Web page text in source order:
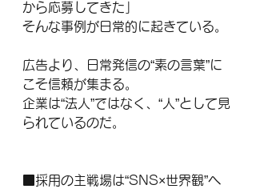
から応募してきた」
そんな事例が日常的に起きている。
広告より、日常発信の“素の言葉”に
こそ信頼が集まる。
企業は“法人”ではなく、“人”として見
られているのだ。
■採用の主戦場は“SNS×世界観”へ